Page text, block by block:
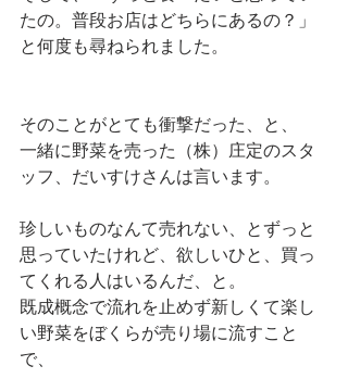
たの。普段お店はどちらにあるの？」
と何度も尋ねられました。
そのことがとても衝撃だった、と、
一緒に野菜を売った（株）庄定のスタ
ッフ、だいすけさんは言います。
珍しいものなんて売れない、とずっと
思っていたけれど、欲しいひと、買っ
てくれる人はいるんだ、と。
既成概念で流れを止めず新しくて楽し
い野菜をぼくらが売り場に流すこと
で、